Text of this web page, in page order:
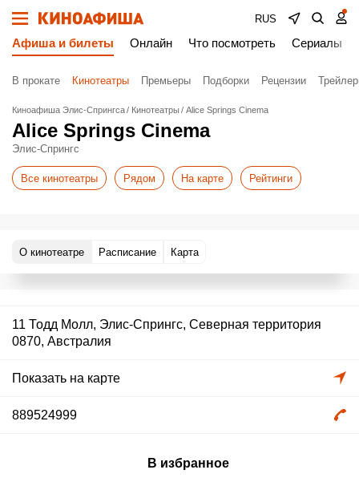
RUS
Афиша и билеты Онлайн Что посмотреть Сериалы
В прокате Кинотеатры Премьеры Подборки Рецензии
Киноафиша Элис-Спрингса Кинотеатры Alice Springs Cinema
Alice Springs Cinema
Элис-Спрингс
Все кинотеатры Рядом На карте Рейтинги
О кинотеатре Расписание Карта
11 Тодд Молл, Элис-Спрингс, Северная территория
0870, Австралия
Показать на карте
889524999
В избранное